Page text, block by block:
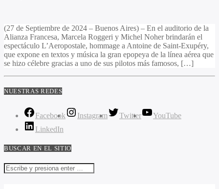
(27 de Septiembre de 2024 – Buenos Aires) – En el auditorio de la
Alianza Francesa, Marcela Roggeri y Michel Noher brindarán el
espectáculo L’Aeropostale, hommage a Antoine de Saint-Exupéry,
que expone en textos y música la gran epopeya de la línea aérea que
se hizo célebre gracias a uno de sus pilotos más famosos, […]
NUESTRAS REDES
Facebook Instagram Twitter
YouTube
LinkedIn
BUSCAR EN EL SITIO